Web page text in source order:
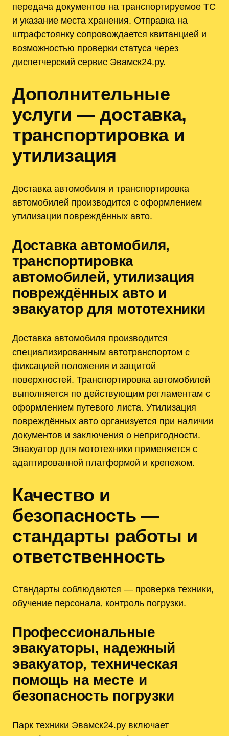
передача документов на транспортируемое ТС
и указание места хранения. Отправка на
штрафстоянку сопровождается квитанцией и
возможностью проверки статуса через
диспетчерский сервис Эвамск24.ру.
Дополнительные
услуги — доставка‚
транспортировка и
утилизация
Доставка автомобиля и транспортировка
автомобилей производится с оформлением
утилизации повреждённых авто.
Доставка автомобиля‚
транспортировка
автомобилей‚ утилизация
повреждённых авто и
эвакуатор для мототехники
Доставка автомобиля производится
специализированным автотранспортом с
фиксацией положения и защитой
поверхностей. Транспортировка автомобилей
выполняется по действующим регламентам с
оформлением путевого листа. Утилизация
повреждённых авто организуется при наличии
документов и заключения о непригодности.
Эвакуатор для мототехники применяется с
адаптированной платформой и крепежом.
Качество и
безопасность —
стандарты работы и
ответственность
Стандарты соблюдаются — проверка техники‚
обучение персонала‚ контроль погрузки.
Профессиональные
эвакуаторы‚ надежный
эвакуатор‚ техническая
помощь на месте и
безопасность погрузки
Парк техники Эвамск24.ру включает